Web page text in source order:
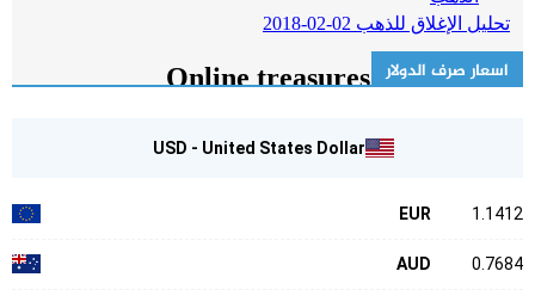
اسعار صرف الدولار
USD - United States Dollar
EUR 1.1412
AUD 0.7684